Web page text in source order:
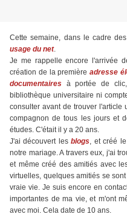
Cette semaine, dans le cadre
usage du net.
Je me rappelle encore l'arrivée
création de la premièreadresse
documentaires à portée de
bibliothèque universitaire ni
consulter avant de trouver l'article
compagnon de tous les jours et
études. C'était il y a 20 ans.
J'ai découvert lesblogs, et créé
notre mariage. A travers eux, j'ai
et même créé des amitiés avec
virtuelles, quelques amitiés se
vraie vie. Je suis encore en
importantes de ma vie, et m'ont
avec moi. Cela date de 10 ans.